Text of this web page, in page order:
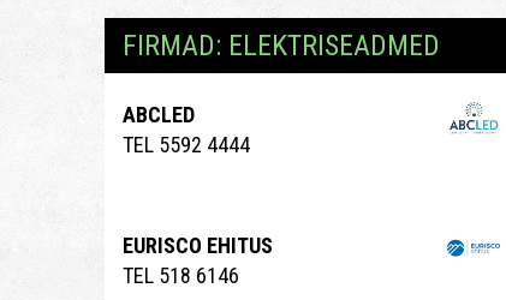
FIRMAD: ELEKTRISEADMED
ABCLED
TEL 5592 4444
EURISCO EHITUS
TEL 518 6146